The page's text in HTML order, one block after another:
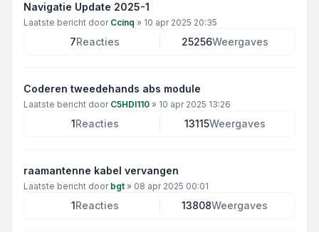
Navigatie Update 2025-1
Laatste bericht door Ccinq » 10 apr 2025 20:35
7Reacties 25256Weergaves
Coderen tweedehands abs module
Laatste bericht door C5HDI110 » 10 apr 2025 13:26
1Reacties 13115Weergaves
raamantenne kabel vervangen
Laatste bericht door bgt » 08 apr 2025 00:01
1Reacties 13808Weergaves